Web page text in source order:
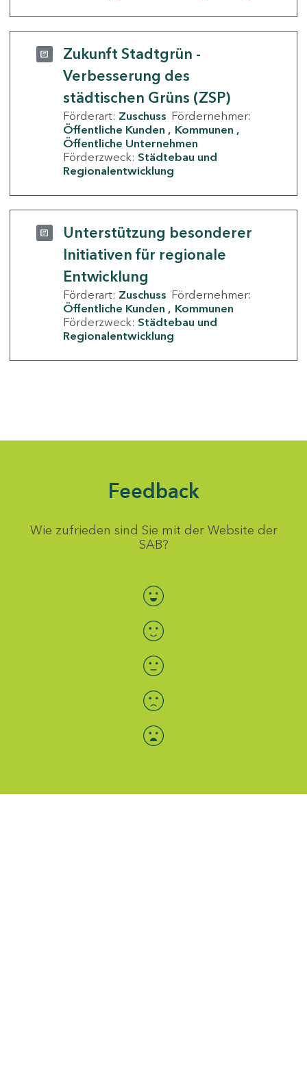
Zukunft Stadtgrün -
Verbesserung des
städtischen Grüns (ZSP)
Förderart: Zuschuss Fördernehmer:
Öffentliche Kunden
Kommunen
Öffentliche Unternehmen
Förderzweck: Städtebau und
Regionalentwicklung
Unterstützung besonderer
Initiativen für regionale
Entwicklung
Förderart: Zuschuss Fördernehmer:
Öffentliche Kunden
Kommunen
Förderzweck: Städtebau und
Regionalentwicklung
Feedback
Wie zufrieden sind Sie mit der Website der
SAB?
Bewertung auswählen